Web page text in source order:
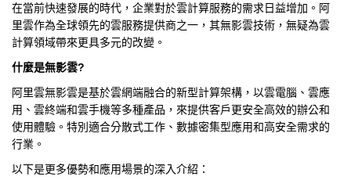
在當前快速發展的時代，企業對於雲計算服務的需求日益增加。阿
里雲作為全球領先的雲服務提供商之一，其無影雲技術，無疑為雲
計算領域帶來更具多元的改變。
什麼是無影雲?
阿里雲無影雲是基於雲網端融合的新型計算架構，以雲電腦、雲應
用、雲終端和雲手機等多種產品，來提供客戶更安全高效的辦公和
使用體驗。特別適合分散式工作、數據密集型應用和高安全需求的
行業。
以下是更多優勢和應用場景的深入介紹：